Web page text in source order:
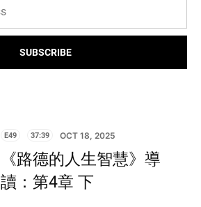
SUBSCRIBE
E49 37:39 OCT 18, 2025
《路德的人生智慧》導
讀：第4章 下